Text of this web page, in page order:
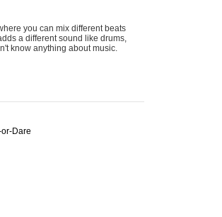
you can mix different beats
a different sound like drums,
know anything about music.
Dare